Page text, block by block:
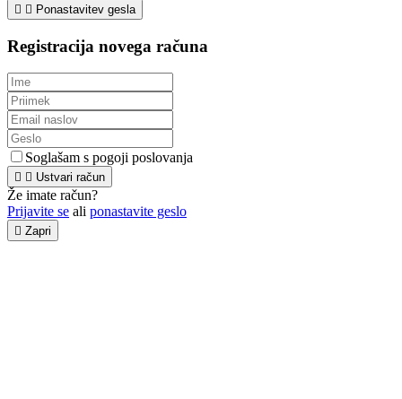
  Ponastavitev gesla
Registracija novega računa
Soglašam s pogoji poslovanja
  Ustvari račun
Že imate račun?
Prijavite se ali ponastavite geslo
 Zapri